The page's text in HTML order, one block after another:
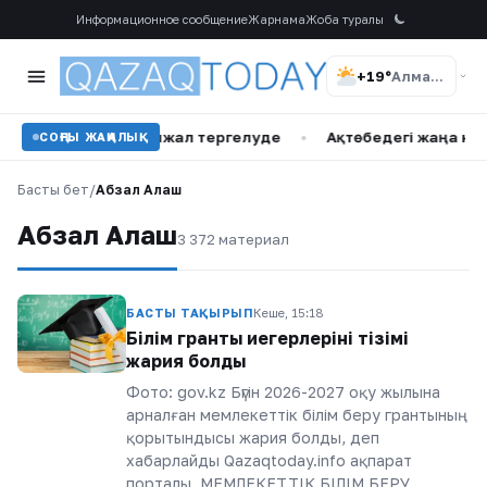
Информационное сообщениеЖарнамаЖоба туралы
+19° Алматы
СОҢҒЫ ЖАҢАЛЫҚ
арасындағы жанжал тергелуде Ақтөбедегі жаңа
Басты бет/Абзал Алаш
Абзал Алаш3 372 материал
БАСТЫ ТАҚЫРЫПКеше, 15:18
Білім гранты иегерлерінің тізімі
жария болды
Фото: gov.kz Бүгін 2026-2027 оқу жылына
арналған мемлекеттік білім беру грантының
қорытындысы жария болды, деп
хабарлайды Qazaqtoday.info ақпарат
порталы. МЕМЛЕКЕТТІК БІЛІМ БЕРУ…